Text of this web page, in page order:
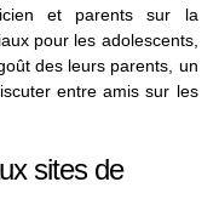
et parents sur la
pour les adolescents,
des leurs parents, un
entre amis sur les
sites de